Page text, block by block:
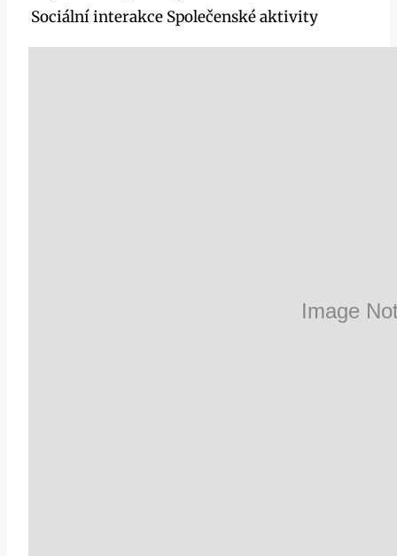
Sociální interakce Společenské aktivity